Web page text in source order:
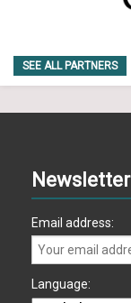
SEE ALL PARTNERS
Newsletter
Email address:
Language: